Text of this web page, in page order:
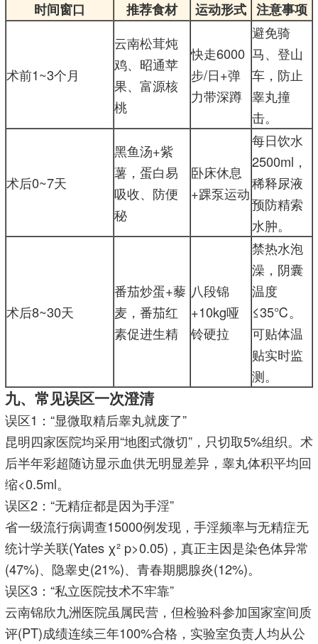
时间窗口 推荐食材 运动形式 注意事项
术前1~3个月
云南松茸炖
鸡、昭通苹
果、富源核
桃
快走6000
步/日+弹
力带深蹲
避免骑
马、登山
车，防止
睾丸撞
击。
术后0~7天
黑鱼汤+紫
薯，蛋白易
吸收、防便
秘
卧床休息
+踝泵运动
每日饮水
2500ml，
稀释尿液
预防精索
水肿。
术后8~30天
番茄炒蛋+藜
麦，番茄红
素促进生精
八段锦
+10kg哑
铃硬拉
禁热水泡
澡，阴囊
温度
≤35℃。
可贴体温
贴实时监
测。
九、常见误区一次澄清
误区1：“显微取精后睾丸就废了”
昆明四家医院均采用“地图式微切”，只切取5%组织。术
后半年彩超随访显示血供无明显差异，睾丸体积平均回
缩<0.5ml。
误区2：“无精症都是因为手淫”
省一级流行病调查15000例发现，手淫频率与无精症无
统计学关联(Yates χ² p>0.05)，真正主因是染色体异常
(47%)、隐睾史(21%)、青春期腮腺炎(12%)。
误区3：“私立医院技术不牢靠”
云南锦欣九洲医院虽属民营，但检验科参加国家室间质
评(PT)成绩连续三年100%合格，实验室负责人均从公